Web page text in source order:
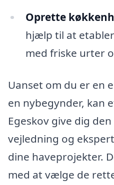
Oprette
hjælp til at
med friske urter
Uanset om du er en
en nybegynder, kan
Egeskov give dig
vejledning og
dine haveprojekter.
med at vælge de